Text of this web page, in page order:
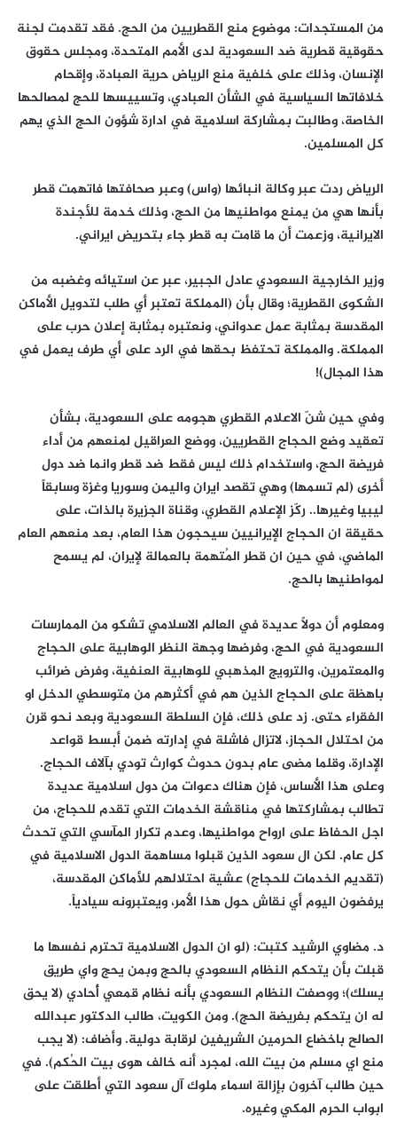
من المستجدات: موضوع منع القطريين من الحج. فقد تقدمت لجنة
حقوقية قطرية ضد السعودية لدى الأمم المتحدة، ومجلس حقوق
الإنسان، وذلك على خلفية منع الرياض حرية العبادة، وإقحام
خلافاتها السياسية في الشأن العبادي، وتسييسها للحج لمصالحها
الخاصة، وطالبت بمشاركة اسلامية في ادارة شؤون الحج الذي يهم
كل المسلمين.
الرياض ردت عبر وكالة انبائها (واس) وعبر صحافتها فاتهمت قطر
بأنها هي من يمنع مواطنيها من الحج، وذلك خدمة للأجندة
الايرانية، وزعمت أن ما قامت به قطر جاء بتحريض ايراني.
وزير الخارجية السعودي عادل الجبير، عبر عن استيائه وغضبه من
الشكوى القطرية؛ وقال بأن (المملكة تعتبر أي طلب لتدويل الأماكن
المقدسة بمثابة عمل عدواني، ونعتبره بمثابة إعلان حرب على
المملكة. والمملكة تحتفظ بحقها في الرد على أي طرف يعمل في
هذا المجال)!
وفي حين شنّ الاعلام القطري هجومه على السعودية، بشأن
تعقيد وضع الحجاج القطريين، ووضع العراقيل لمنعهم من أداء
فريضة الحج، واستخدام ذلك ليس فقط ضد قطر وانما ضد دول
أخرى (لم تسمها) وهي تقصد ايران واليمن وسوريا وغزة وسابقاً
ليبيا وغيرها.. ركّز الإعلام القطري، وقناة الجزيرة بالذات، على
حقيقة ان الحجاج الإيرانيين سيحجون هذا العام، بعد منعهم العام
الماضي، في حين ان قطر المُتهمة بالعمالة لإيران، لم يسمح
لمواطنيها بالحج.
ومعلوم أن دولاً عديدة في العالم الاسلامي تشكو من الممارسات
السعودية في الحج، وفرضها وجهة النظر الوهابية على الحجاج
والمعتمرين، والترويج المذهبي للوهابية العنفية، وفرض ضرائب
باهظة على الحجاج الذين هم في أكثرهم من متوسطي الدخل او
الفقراء حتى. زد على ذلك، فإن السلطة السعودية وبعد نحو قرن
من احتلال الحجاز، لاتزال فاشلة في إدارته ضمن أبسط قواعد
الإدارة، وقلما مضى عام بدون حدوث كوارث تودي بآلاف الحجاج.
وعلى هذا الأساس، فإن هناك دعوات من دول اسلامية عديدة
تطالب بمشاركتها في مناقشة الخدمات التي تقدم للحجاج، من
اجل الحفاظ على ارواح مواطنيها، وعدم تكرار المآسي التي تحدث
كل عام. لكن ال سعود الذين قبلوا مساهمة الدول الاسلامية في
(تقديم الخدمات للحجاج) عشية احتلالهم للأماكن المقدسة،
يرفضون اليوم أي نقاش حول هذا الأمر، ويعتبرونه سيادياً.
د. مضاوي الرشيد كتبت: (لو ان الدول الاسلامية تحترم نفسها ما
قبلت بأن يتحكم النظام السعودي بالحج وبمن يحج واي طريق
يسلك)؛ ووصفت النظام السعودي بأنه نظام قمعي أُحادي (لا يحق
له ان يتحكم بفريضة الحج). ومن الكويت، طالب الدكتور عبدالله
الصالح باخضاع الحرمين الشريفين لرقابة دولية. وأضاف: (لا يجب
منع اي مسلم من بيت الله، لمجرد أنه خالف هوى بيت الحُكم). في
حين طالب آخرون بإزالة اسماء ملوك آل سعود التي أطلقت على
ابواب الحرم المكي وغيره.